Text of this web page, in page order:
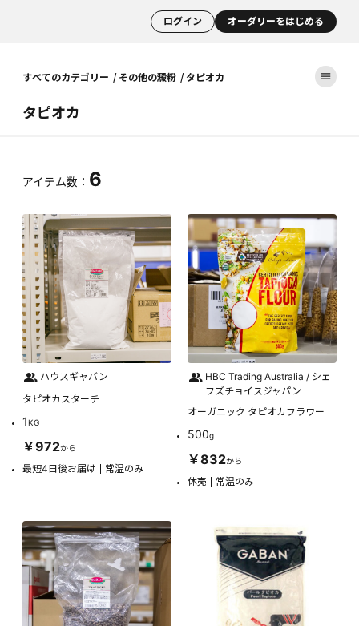
ログイン オーダリーをはじめる
すべてのカテゴリー その他の澱粉 タピオカ
タピオカ
アイテム数： 6
ハウスギャバン
タピオカスターチ
1KG
￥972から
最短4日後お届け 常温のみ
HBC Trading Australia / シェ
フズチョイスジャパン
オーガニック タピオカフラワー
500g
￥832から
休売 常温のみ